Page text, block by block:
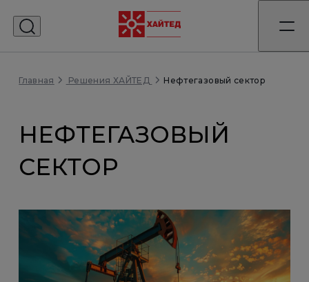
Главная Решения ХАЙТЕД Нефтегазовый сектор
НЕФТЕГАЗОВЫЙ
СЕКТОР